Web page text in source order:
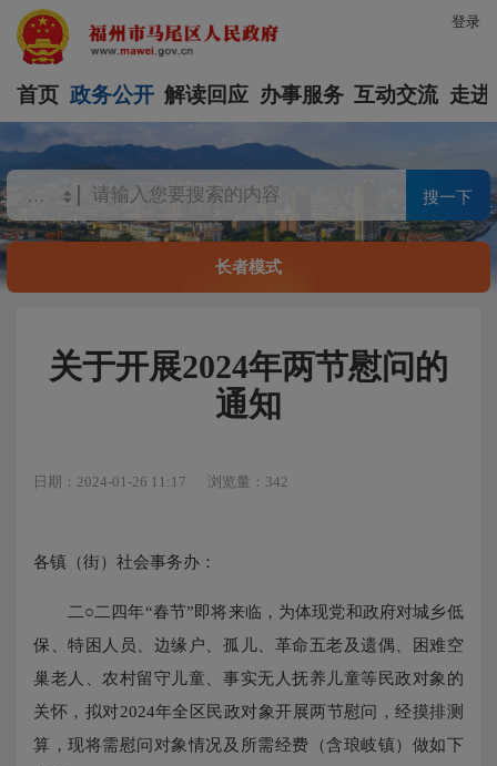
登录
首页 政务公开 解读回应 办事服务 互动交流 走进
搜一下
长者模式
关于开展2024年两节慰问的
通知
日期：2024-01-26 11:17 浏览量：342
各镇（街）社会事务办：
二○二四年“春节”即将来临，为体现党和政府对城乡低
保、特困人员、边缘户、孤儿、革命五老及遗偶、困难空
巢老人、农村留守儿童、事实无人抚养儿童等民政对象的
关怀，拟对2024年全区民政对象开展两节慰问，经摸排测
算，现将需慰问对象情况及所需经费（含琅岐镇）做如下